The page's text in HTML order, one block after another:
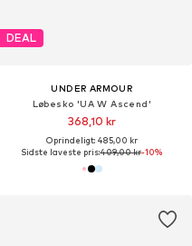
DEAL
UNDER ARMOUR
Løbesko 'UA W Ascend'
368,10 kr
Oprindeligt: 485,00 kr
Sidste laveste pris:409,00 kr-10%